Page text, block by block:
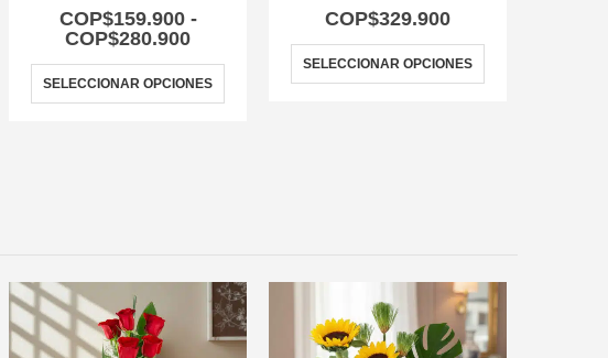
COP$159.900 -
COP$280.900
SELECCIONAR OPCIONES
COP$329.900
SELECCIONAR OPCIONES